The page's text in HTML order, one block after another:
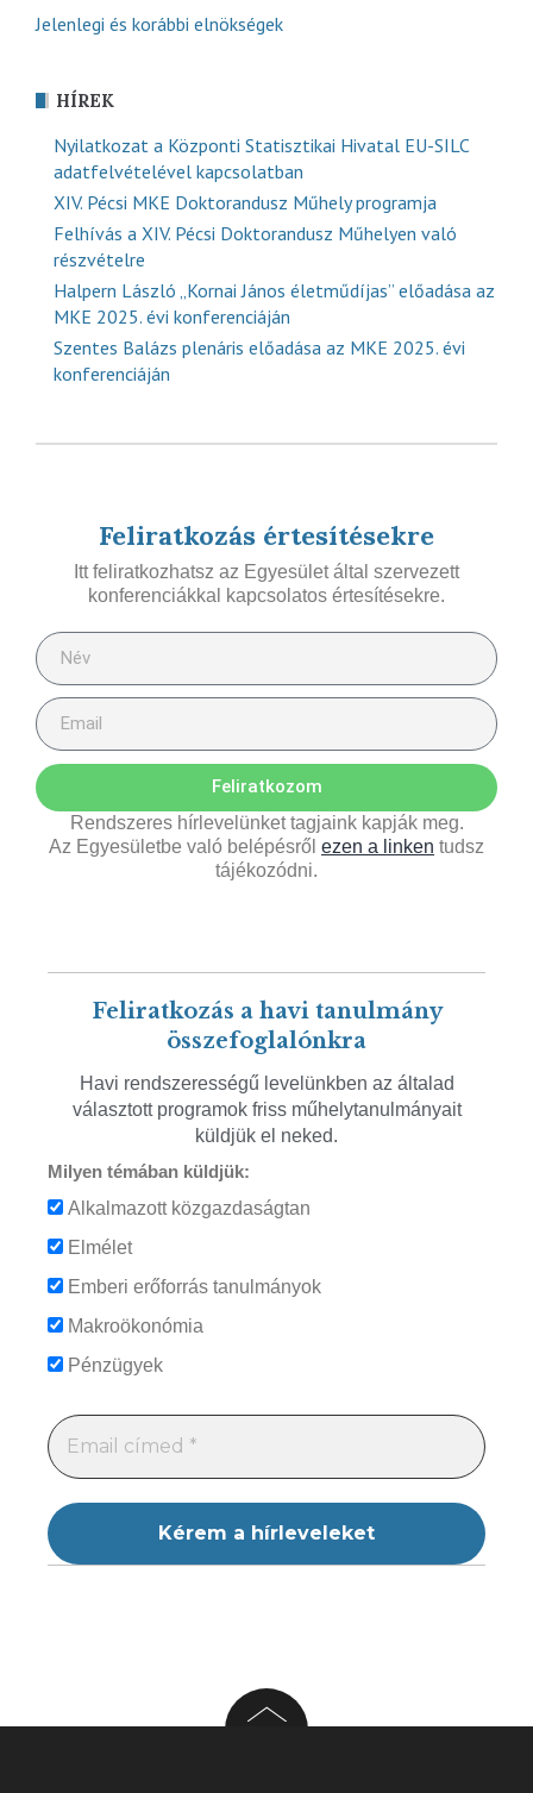
Jelenlegi és korábbi elnökségek
HÍREK
Nyilatkozat a Központi Statisztikai Hivatal EU-SILC
adatfelvételével kapcsolatban
XIV. Pécsi MKE Doktorandusz Műhely programja
Felhívás a XIV. Pécsi Doktorandusz Műhelyen való
részvételre
Halpern László „Kornai János életműdíjas” előadása az
MKE 2025. évi konferenciáján
Szentes Balázs plenáris előadása az MKE 2025. évi
konferenciáján
Feliratkozás értesítésekre
Itt feliratkozhatsz az Egyesület által szervezett
konferenciákkal kapcsolatos értesítésekre.
Feliratkozom
Rendszeres hírlevelünket tagjaink kapják meg.
Az Egyesületbe való belépésről ezen a linken tudsz
tájékozódni.
Feliratkozás a havi tanulmány
összefoglalónkra
Havi rendszerességű levelünkben az általad
választott programok friss műhelytanulmányait
küldjük el neked.
Milyen témában küldjük:
Alkalmazott közgazdaságtan
Elmélet
Emberi erőforrás tanulmányok
Makroökonómia
Pénzügyek